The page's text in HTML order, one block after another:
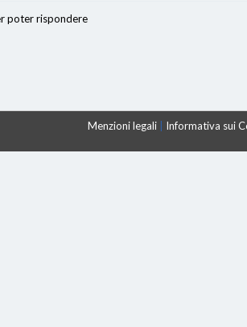
poter rispondere
Menzioni legali Informativa sui